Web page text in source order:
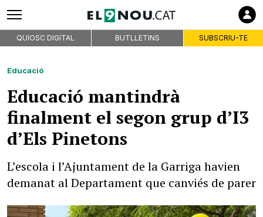
QUIOSC DIGITAL BUTLLETINS SUBSCRIU-TE
Educació
Educació mantindrà
finalment el segon grup d’I3
d’Els Pinetons
L’escola i l’Ajuntament de la Garriga havien
demanat al Departament que canviés de parer